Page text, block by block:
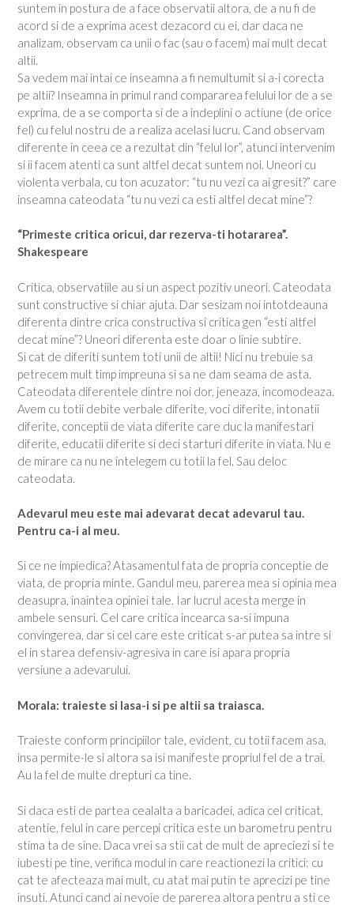
suntem in postura de a face observatii altora, de a nu fi de
acord si de a exprima acest dezacord cu ei, dar daca ne
analizam, observam ca unii o fac (sau o facem) mai mult decat
altii.
Sa vedem mai intai ce inseamna a fi nemultumit si a-i corecta
pe altii? Inseamna in primul rand compararea felului lor de a se
exprima, de a se comporta si de a indeplini o actiune (de orice
fel) cu felul nostru de a realiza acelasi lucru. Cand observam
diferente in ceea ce a rezultat din “felul lor”, atunci intervenim
si ii facem atenti ca sunt altfel decat suntem noi. Uneori cu
violenta verbala, cu ton acuzator: “tu nu vezi ca ai gresit?” care
inseamna cateodata “tu nu vezi ca esti altfel decat mine”?
“Primeste critica oricui, dar rezerva-ti hotararea”.
Shakespeare
Critica, observatiile au si un aspect pozitiv uneori. Cateodata
sunt constructive si chiar ajuta. Dar sesizam noi intotdeauna
diferenta dintre crica constructiva si critica gen “esti altfel
decat mine”? Uneori diferenta este doar o linie subtire.
Si cat de diferiti suntem toti unii de altii! Nici nu trebuie sa
petrecem mult timp impreuna si sa ne dam seama de asta.
Cateodata diferentele dintre noi dor, jeneaza, incomodeaza.
Avem cu totii debite verbale diferite, voci diferite, intonatii
diferite, conceptii de viata diferite care duc la manifestari
diferite, educatii diferite si deci starturi diferite in viata. Nu e
de mirare ca nu ne intelegem cu totii la fel. Sau deloc
cateodata.
Adevarul meu este mai adevarat decat adevarul tau.
Pentru ca-i al meu.
Si ce ne impiedica? Atasamentul fata de propria conceptie de
viata, de propria minte. Gandul meu, parerea mea si opinia mea
deasupra, inaintea opiniei tale. Iar lucrul acesta merge in
ambele sensuri. Cel care critica incearca sa-si impuna
convingerea, dar si cel care este criticat s-ar putea sa intre si
el in starea defensiv-agresiva in care isi apara propria
versiune a adevarului.
Morala: traieste si lasa-i si pe altii sa traiasca.
Traieste conform principiilor tale, evident, cu totii facem asa,
insa permite-le si altora sa isi manifeste propriul fel de a trai.
Au la fel de multe drepturi ca tine.
Si daca esti de partea cealalta a baricadei, adica cel criticat,
atentie, felul in care percepi critica este un barometru pentru
stima ta de sine. Daca vrei sa stii cat de mult de apreciezi si te
iubesti pe tine, verifica modul in care reactionezi la critici: cu
cat te afecteaza mai mult, cu atat mai putin te aprecizi pe tine
insuti. Atunci cand ai nevoie de parerea altora pentru a sti ce